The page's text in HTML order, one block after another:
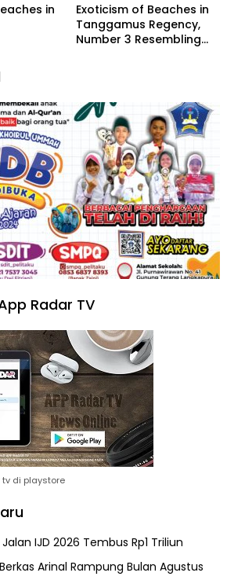
in
Exoticism of Beaches in
Tanggamus Regency,
Number 3 Resembling
Radar TV
di playstore
IJD 2026 Tembus Rp1 Triliun
Arinal Rampung Bulan Agustus